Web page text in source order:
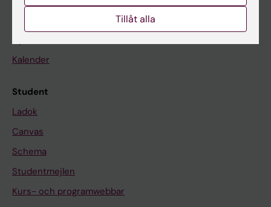
Kalender
Student
Ladok
Canvas
Schema
Studentmejlen
Kurs- och programwebbar
Tillåt alla